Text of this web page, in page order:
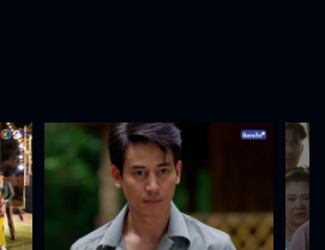
สอยดาวเป็นลูกของผมกับคุณใช่มั้ย